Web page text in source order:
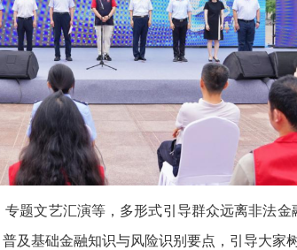
题文艺汇演等，多形式引导群众远离非法
及基础金融知识与风险识别要点，引导大家